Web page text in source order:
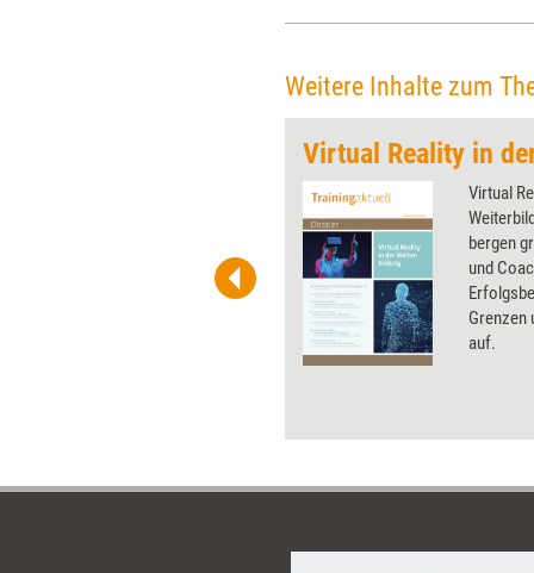
Weitere Inhalte zum
Virtual Reality in
Virtual
bergen
und
Grenzen
auf.